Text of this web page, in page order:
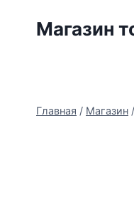
Магазин
Главная / Магазин /